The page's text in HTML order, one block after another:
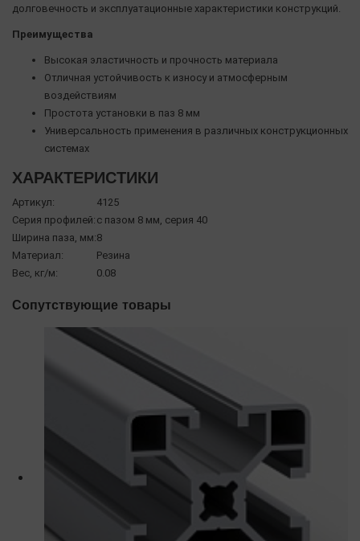
долговечность и эксплуатационные характеристики конструкций.
Преимущества
Высокая эластичность и прочность материала
Отличная устойчивость к износу и атмосферным
воздействиям
Простота установки в паз 8 мм
Универсальность применения в различных конструкционных
системах
ХАРАКТЕРИСТИКИ
Артикул:
4125
Серия профилей: с пазом 8 мм, серия 40
Ширина паза, мм:8
Материал:
Резина
Вес, кг/м:
0.08
Сопутствующие товары